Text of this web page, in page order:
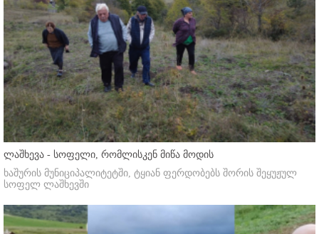
ლაშხევა - სოფელი, რომლისკენ მიწა მოდის
ხაშურის მუნიციპალიტეტში, ტყიან ფერდობებს შორის შეყუჟულ
სოფელ ლაშხევში